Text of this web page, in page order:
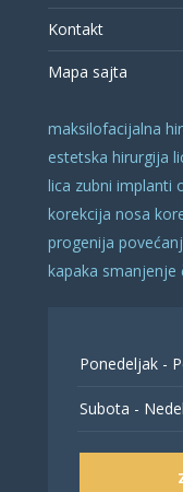
Kontakt
Mapa sajta
maksilofacijalna
estetska hirurgija
lica zubni implanti
korekcija nosa
progenija
kapaka smanjenje
Ponedeljak -
Subota -